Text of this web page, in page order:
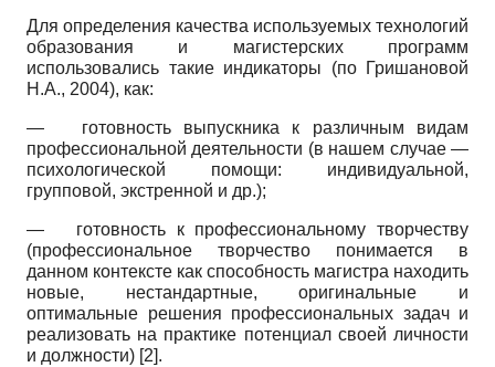
Для определения качества используемых технологий
образования и магистерских программ
использовались такие индикаторы (по Гришановой
Н.А., 2004), как:
— готовность выпускника к различным видам
профессиональной деятельности (в нашем случае —
психологической помощи: индивидуальной,
групповой, экстренной и др.);
— готовность к профессиональному творчеству
(профессиональное творчество понимается в
данном контексте как способность магистра находить
новые, нестандартные, оригинальные и
оптимальные решения профессиональных задач и
реализовать на практике потенциал своей личности
и должности) [2].